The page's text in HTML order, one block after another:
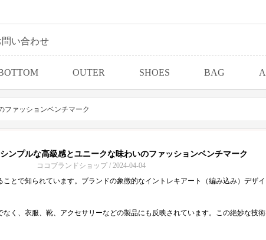
問い合わせ
OUTER SHOES BAG
ファッションベンチマーク
ンプルな高級感とユニークな味わいのファッションベンチマーク
ココブランドショップ / 2024-04-04
とで知られています。ブランドの象徴的なイントレキアート（編み込み）デザ
く、衣服、靴、アクセサリーなどの製品にも反映されています。この絶妙な技